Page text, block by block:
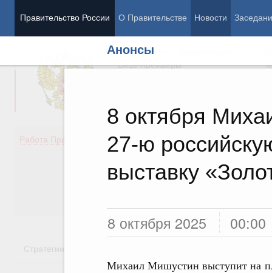
Правительство России О Правительстве Новости
Анонсы
8 октября
27-ю
выставку
8 октября 2025 00:00
Михаил Мишустин выступит на
Председатель Правительства
Вице-премьеры
Работа Правительства
Демография
Здоровье
Культура
Стратегии